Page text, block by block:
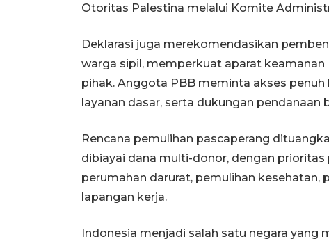
Otoritas Palestina melalui Komite
Deklarasi juga merekomendasikan
warga sipil, memperkuat aparat
pihak. Anggota PBB meminta akses
layanan dasar, serta dukungan pendanaan
Rencana pemulihan pascaperang
dibiayai dana multi-donor, dengan
perumahan darurat, pemulihan kesehatan,
lapangan kerja.
Indonesia menjadi salah satu negara yang